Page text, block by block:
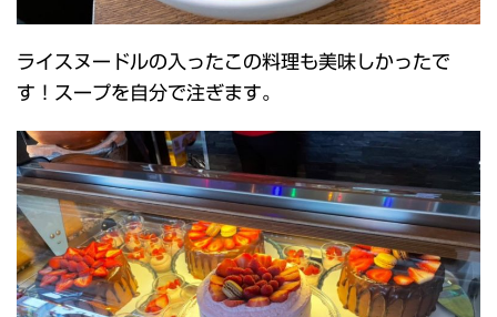
ライスヌードルの入ったこの料理も美味しかったで
す！スープを自分で注ぎます。